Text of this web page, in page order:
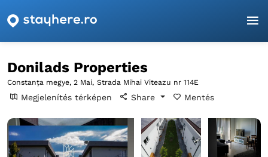
Főoldal
Donilads Properties
Constanța megye, 2 Mai, Strada Mihai Viteazu nr 114E
Megjelenítés térképen Share Mentés